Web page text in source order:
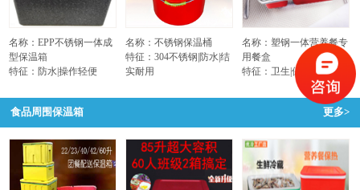
名称：EPP不锈钢一体成
型保温箱
特征：防水|操作轻便
名称：不锈钢保温桶
特征：304不锈钢|防水|结
实耐用
名称：塑钢一体营养餐专
用餐盒
特征：卫生|保温不烫手
食品周围保温箱 更多>